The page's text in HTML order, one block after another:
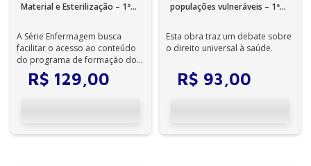
Material e Esterilização – 1ª
A Série Enfermagem busca
facilitar o acesso ao conteúdo
do programa de formação do
enfermeiro, incorporando
práticas ped...
R$ 129,00
populações vulneráveis – 1ª
Esta obra traz um debate sobre
o direito universal à saúde.
R$ 93,00